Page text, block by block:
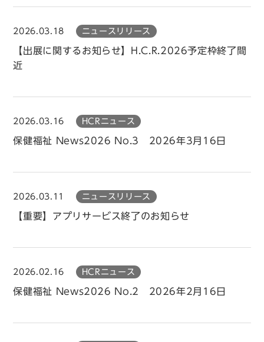
2026.03.18 ニュースリリース
【出展に関するお知らせ】H.C.R.2026予定枠終了間
近
2026.03.16 HCRニュース
保健福祉 News2026 No.3 2026年3月16日
2026.03.11 ニュースリリース
【重要】アプリサービス終了のお知らせ
2026.02.16 HCRニュース
保健福祉 News2026 No.2 2026年2月16日